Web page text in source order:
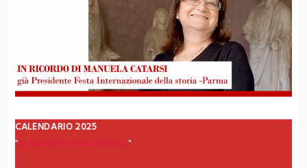
CALENDARIO 2025
"In cammino con la storia"